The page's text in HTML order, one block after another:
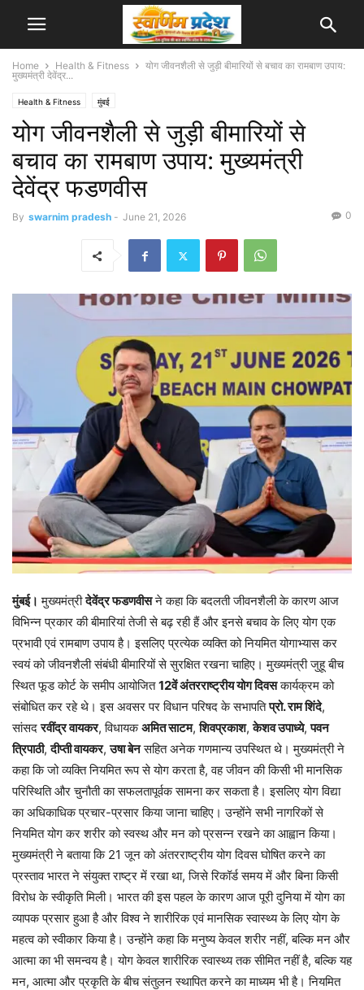
Home Health & Fitness
योग जीवनशैली से जुड़ी बीमारियों से बचाव का रामबाण उपाय:
मुख्यमंत्री देवेंद्र...
Health & Fitness मुंबई
योग जीवनशैली से जुड़ी बीमारियों से
बचाव का रामबाण उपाय: मुख्यमंत्री
देवेंद्र फडणवीस
By swarnim pradesh - June 21, 2026 0
मुंबई। मुख्यमंत्रीदेवेंद्र फडणवीसने कहा कि बदलती जीवनशैली के कारण आज
विभिन्न प्रकार की बीमारियां तेजी से बढ़ रही हैं और इनसे बचाव के लिए योग एक
प्रभावी एवं रामबाण उपाय है। इसलिए प्रत्येक व्यक्ति को नियमित योगाभ्यास कर
स्वयं को जीवनशैली संबंधी बीमारियों से सुरक्षित रखना चाहिए। मुख्यमंत्री जुहू बीच
स्थित फूड कोर्ट के समीप आयोजित12वें अंतरराष्ट्रीय योग दिवसकार्यक्रम को
संबोधित कर रहे थे। इस अवसर पर विधान परिषद के सभापतिप्रो. राम शिंदे,
सांसदरवींद्र वायकर, विधायकअमित साटम,शिवप्रकाश,केशव उपाध्ये,पवन
त्रिपाठी,दीप्ती वायकर,उषा बेनसहित अनेक गणमान्य उपस्थित थे। मुख्यमंत्री ने
कहा कि जो व्यक्ति नियमित रूप से योग करता है, वह जीवन की किसी भी मानसिक
परिस्थिति और चुनौती का सफलतापूर्वक सामना कर सकता है। इसलिए योग विद्या
का अधिकाधिक प्रचार-प्रसार किया जाना चाहिए। उन्होंने सभी नागरिकों से
नियमित योग कर शरीर को स्वस्थ और मन को प्रसन्न रखने का आह्वान किया।
मुख्यमंत्री ने बताया कि 21 जून को अंतरराष्ट्रीय योग दिवस घोषित करने का
प्रस्ताव भारत ने संयुक्त राष्ट्र में रखा था, जिसे रिकॉर्ड समय में और बिना किसी
विरोध के स्वीकृति मिली। भारत की इस पहल के कारण आज पूरी दुनिया में योग का
व्यापक प्रसार हुआ है और विश्व ने शारीरिक एवं मानसिक स्वास्थ्य के लिए योग के
महत्व को स्वीकार किया है। उन्होंने कहा कि मनुष्य केवल शरीर नहीं, बल्कि मन और
आत्मा का भी समन्वय है। योग केवल शारीरिक स्वास्थ्य तक सीमित नहीं है, बल्कि यह
मन, आत्मा और प्रकृति के बीच संतुलन स्थापित करने का माध्यम भी है। नियमित